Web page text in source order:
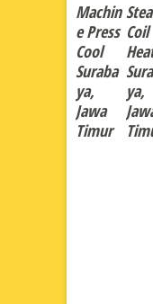
Machin
e Press
Cool
Suraba
ya,
Jawa
Timur
Coil
ya,